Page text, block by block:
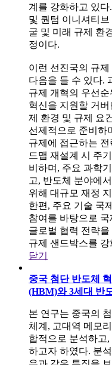
계를 강화하고 있
및 퀀텀 이니셔티
굴 및 미래 규제 환
정이다.
이런 선진국의 규
다음을 들 수 있다.
규제 개혁의 우선
혁신을 지원할 거
제 환경 및 규제 요
선제적으로 준비하
규제에 접근하는
드맵 재설계 시 주
비하며, 주요 과학
고, 반도체 분야에
위해 대규모 재정
한편, 주요 기술 국
참여를 바탕으로
글로벌 협력 전략
규제 샌드박스를
닫기
중국 첨단 반도체
(HBM)와 3세대 반
본 연구는 중국의
체계, 고대역 메모
합적으로 분석하고,
하고자 하였다. 분